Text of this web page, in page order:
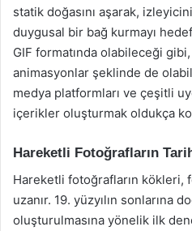
statik doğasını aşarak,
duygusal bir bağ kurmayı
GIF formatında olabileceği
animasyonlar şeklinde de
medya platformları ve çeşitli
içerikler oluşturmak oldukça
Hareketli Fotoğrafların
Hareketli fotoğrafların kökleri,
uzanır. 19. yüzyılın sonlarına
oluşturulmasına yönelik ilk